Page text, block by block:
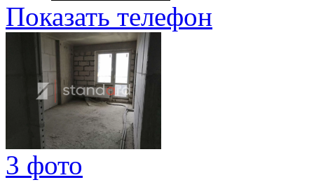
Показать телефон
3 фото